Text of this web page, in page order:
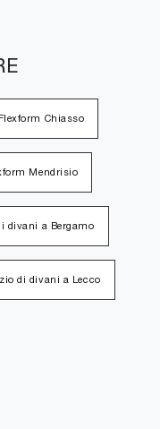
Chiasso
Mendrisio
divani a Bergamo
di divani a Lecco